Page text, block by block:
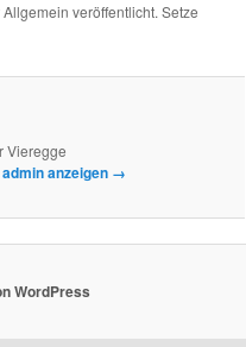
veröffentlicht. Setze
Vieregge
anzeigen →
WordPress